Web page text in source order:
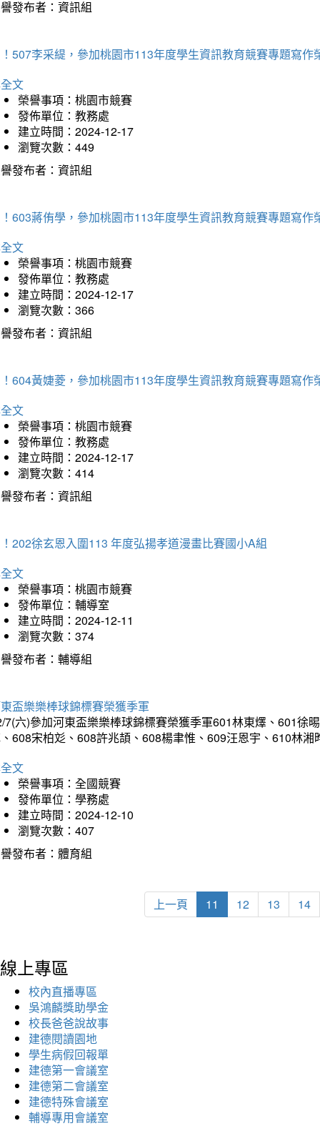
發布者：資訊組
507李采緹，參加桃園市113年度學生資訊教育競賽專題寫作
文
榮譽事項：桃園市競賽
發佈單位：教務處
建立時間：2024-12-17
瀏覽次數：449
發布者：資訊組
603蔣侑學，參加桃園市113年度學生資訊教育競賽專題寫作
文
榮譽事項：桃園市競賽
發佈單位：教務處
建立時間：2024-12-17
瀏覽次數：366
發布者：資訊組
604黃婕菱，參加桃園市113年度學生資訊教育競賽專題寫作
文
榮譽事項：桃園市競賽
發佈單位：教務處
建立時間：2024-12-17
瀏覽次數：414
發布者：資訊組
202徐玄恩入圍113 年度弘揚孝道漫畫比賽國小A組
文
榮譽事項：桃園市競賽
發佈單位：輔導室
建立時間：2024-12-11
瀏覽次數：374
發布者：輔導組
盃樂樂棒球錦標賽榮獲季軍
7(六)參加河東盃樂樂棒球錦標賽榮獲季軍601林東燡、601徐
608宋柏彣、608許兆頡、608楊聿惟、609汪恩宇、610林
文
榮譽事項：全國競賽
發佈單位：學務處
建立時間：2024-12-10
瀏覽次數：407
發布者：體育組
上一頁 11 12 13 14
線上專區
校內直播專區
吳鴻麟獎助學金
校長爸爸說故事
建德閱讀園地
學生病假回報單
建德第一會議室
建德第二會議室
建德特殊會議室
輔導專用會議室